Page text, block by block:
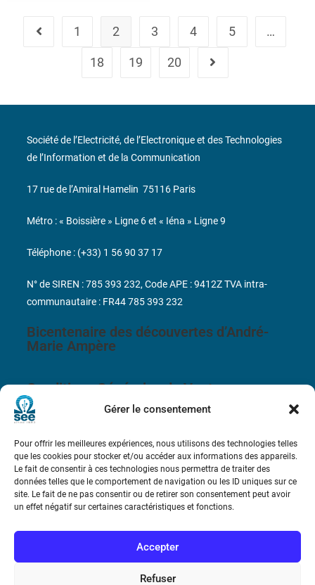
Gérer le consentement
Pour offrir les meilleures expériences, nous utilisons des technologies telles
que les cookies pour stocker et/ou accéder aux informations des appareils.
Le fait de consentir à ces technologies nous permettra de traiter des
données telles que le comportement de navigation ou les ID uniques sur ce
site. Le fait de ne pas consentir ou de retirer son consentement peut avoir
un effet négatif sur certaines caractéristiques et fonctions.
Accepter
Refuser
1 2 3 4 5 …
18 19 20
Bicentenaire des découvertes d’André-
Marie Ampère
Conditions Générales de Vente
Contact
Société de l’Electricité, de l’Electronique et des Technologies
de l’Information et de la Communication
17 rue de l’Amiral Hamelin 75116 Paris
Métro : « Boissière » Ligne 6 et « Iéna » Ligne 9
Téléphone : (+33) 1 56 90 37 17
N° de SIREN : 785 393 232, Code APE : 9412Z TVA intra-
communautaire : FR44 785 393 232